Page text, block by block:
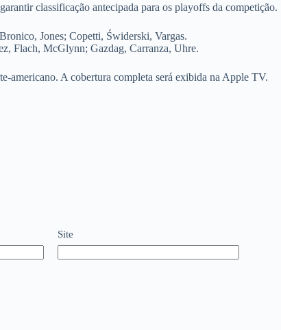
classificação antecipada para os playoffs da competição.
Jones; Copetti, Świderski, Vargas.
Flach, McGlynn; Gazdag, Carranza, Uhre.
americano. A cobertura completa será exibida na Apple TV.
Site